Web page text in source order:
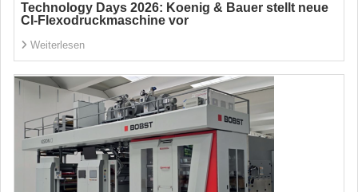
Technology Days 2026: Koenig & Bauer stellt neue
CI-Flexodruckmaschine vor
Weiterlesen